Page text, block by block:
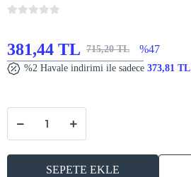
381,44 TL 715,20 TL %47
%2 Havale indirimi ile sadece 373,81 TL
SEPETE EKLE